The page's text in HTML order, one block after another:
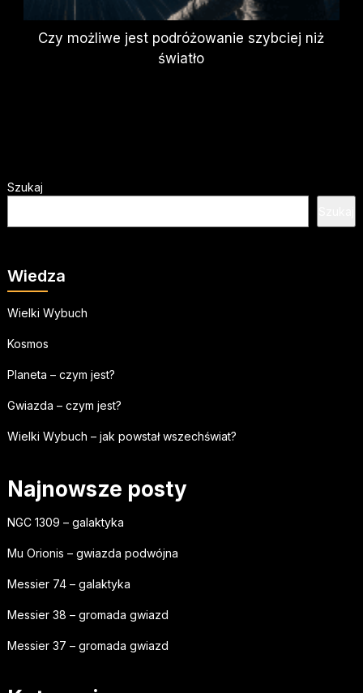
Czy możliwe jest podróżowanie szybciej niż
światło
Szukaj
Wiedza
Wielki Wybuch
Kosmos
Planeta – czym jest?
Gwiazda – czym jest?
Wielki Wybuch – jak powstał wszechświat?
Najnowsze posty
NGC 1309 – galaktyka
Mu Orionis – gwiazda podwójna
Messier 74 – galaktyka
Messier 38 – gromada gwiazd
Messier 37 – gromada gwiazd